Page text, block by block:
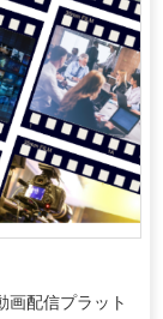
画配信プラット